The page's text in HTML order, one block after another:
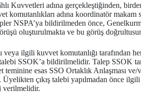
Kuvvetleri adına gerçekleştiğinden,
komutanlıkları adına koordinatör
NSPA’ya bildirilmeden önce,
oluşturulmakta ve bu görüş
ilgili kuvvet komutanlığı tarafından
SSOK’a bildirilmelidir. Talep SSOK
teminine esas SSO Ortaklık Anlaşması
çıkış talebi yapılmadan önce
verilmelidir.